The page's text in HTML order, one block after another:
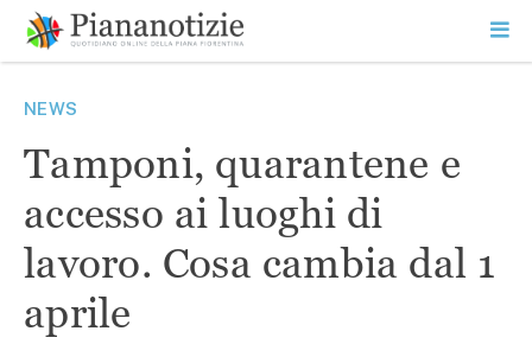
contenuto
SEARCH
NEWS
Tamponi, quarantene e
accesso ai luoghi di
lavoro. Cosa cambia dal 1
aprile